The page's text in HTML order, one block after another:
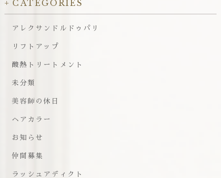
CATEGORIES
アレクサンドルドゥパリ
リフトアップ
酸熱トリートメント
未分類
美容師の休日
ヘアカラー
お知らせ
仲間募集
ラッシュアディクト